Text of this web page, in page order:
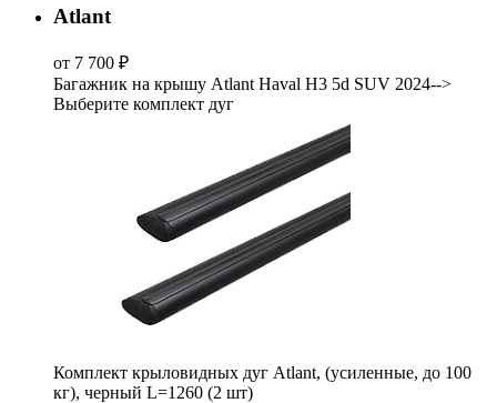
Atlant
от 7 700 ₽
Багажник на крышу Atlant Haval H3 5d SUV 2024-->
Выберите комплект дуг
Комплект крыловидных дуг Atlant, (усиленные, до 100
кг), черный L=1260 (2 шт)